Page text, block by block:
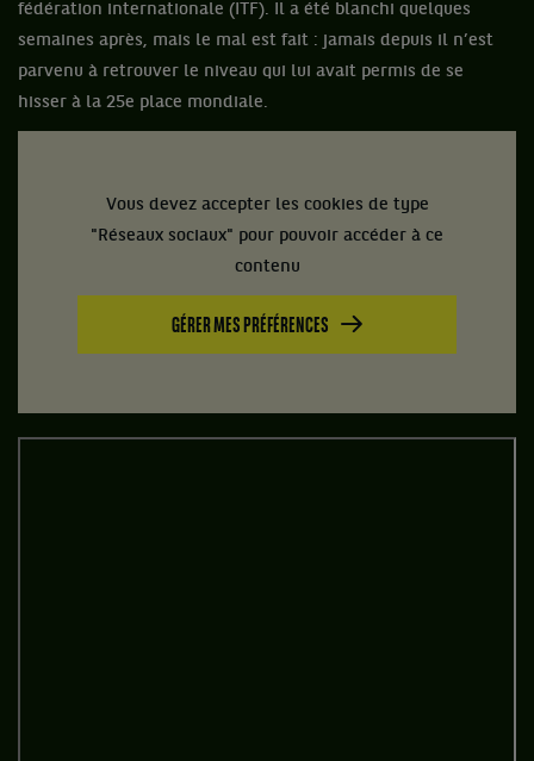
fédération internationale (ITF). Il a été blanchi quelques
semaines après, mais le mal est fait : jamais depuis il n’est
parvenu à retrouver le niveau qui lui avait permis de se
hisser à la 25e place mondiale.
Vous devez accepter les cookies de type
"Réseaux sociaux" pour pouvoir accéder à ce
contenu
GÉRER MES PRÉFÉRENCES